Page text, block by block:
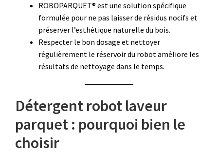
ROBOPARQUET® est une solution spécifique
formulée pour ne pas laisser de résidus nocifs et
préserver l’esthétique naturelle du bois.
Respecter le bon dosage et nettoyer
régulièrement le réservoir du robot améliore les
résultats de nettoyage dans le temps.
Détergent robot laveur
parquet : pourquoi bien le
choisir